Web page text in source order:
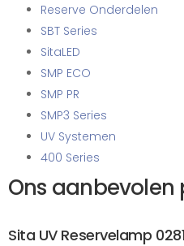
Reserve Onderdelen
SBT Series
SitaLED
SMP ECO
SMP PR
SMP3 Series
UV Systemen
400 Series
Ons
Sita UV Reservelamp